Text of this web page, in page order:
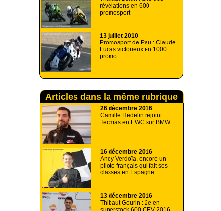
révélations en 600
promosport
13 juillet 2010
Promosport de Pau : Claude
Lucas victorieux en 1000
promo
Articles dans la même rubrique
26 décembre 2016
Camille Hedelin rejoint
Tecmas en EWC sur BMW
16 décembre 2016
Andy Verdoïa, encore un
pilote français qui fait ses
classes en Espagne
13 décembre 2016
Thibaut Gourin : 2e en
superstock 600 CEV 2016